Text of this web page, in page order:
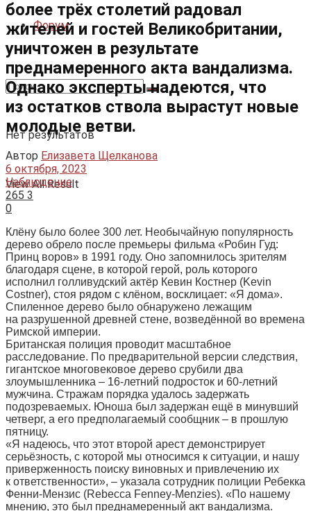
Форум
Нет результатов
View All Result
более трёх столетий радовал
жителей и гостей Великобритании,
уничтожен в результате
преднамеренного акта вандализма.
Однако эксперты надеются, что
из остатков ствола вырастут новые
молодые ветви.
Автор Елизавета Щелканова
6 октября, 2023
Наблюдение
265 3
0
Клёну было более 300 лет. Необычайную популярность
дерево обрело после премьеры фильма «Робин Гуд:
Принц воров» в 1991 году. Оно запомнилось зрителям
благодаря сцене, в которой герой, роль которого
исполнил голливудский актёр Кевин Костнер (Kevin
Costner), стоя рядом с клёном, восклицает: «Я дома».
Спиленное дерево было обнаружено лежащим
на разрушенной древней стене, возведённой во времена
Римской империи.
Британская полиция проводит масштабное
расследование. По предварительной версии следствия,
гигантское многовековое дерево срубили два
злоумышленника – 16-летний подросток и 60-летний
мужчина. Стражам порядка удалось задержать
подозреваемых. Юноша был задержан ещё в минувший
четверг, а его предполагаемый сообщник – в прошлую
пятницу.
«Я надеюсь, что этот второй арест демонстрирует
серьёзность, с которой мы относимся к ситуации, и нашу
приверженность поиску виновных и привлечению их
к ответственности», – указала сотрудник полиции Ребекка
Фенни-Мензис (Rebecca Fenney-Menzies). «По нашему
мнению, это был преднамеренный акт вандализма.